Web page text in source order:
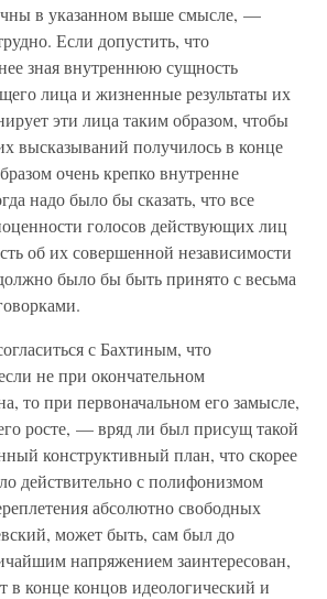
в указанном выше смысле, —
Если допустить, что
зная внутреннюю сущность
лица и жизненные результаты их
эти лица таким образом, чтобы
высказываний получилось в конце
очень крепко внутренне
надо было бы сказать, что все
голосов действующих лиц
об их совершенной независимости
было бы быть принято с весьма
с Бахтиным, что
не при окончательном
то при первоначальном его замысле,
росте, — вряд ли был присущ такой
конструктивный план, что скорее
действительно с полифонизмом
абсолютно свободных
может быть, сам был до
напряжением заинтересован,
в конце концов идеологический и